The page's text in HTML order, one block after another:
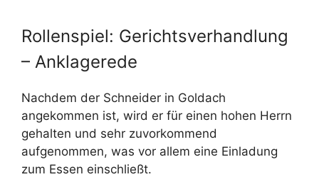
Rollenspiel: Gerichtsverhandlung
– Anklagerede
Nachdem der Schneider in Goldach
angekommen ist, wird er für einen hohen Herrn
gehalten und sehr zuvorkommend
aufgenommen, was vor allem eine Einladung
zum Essen einschließt.